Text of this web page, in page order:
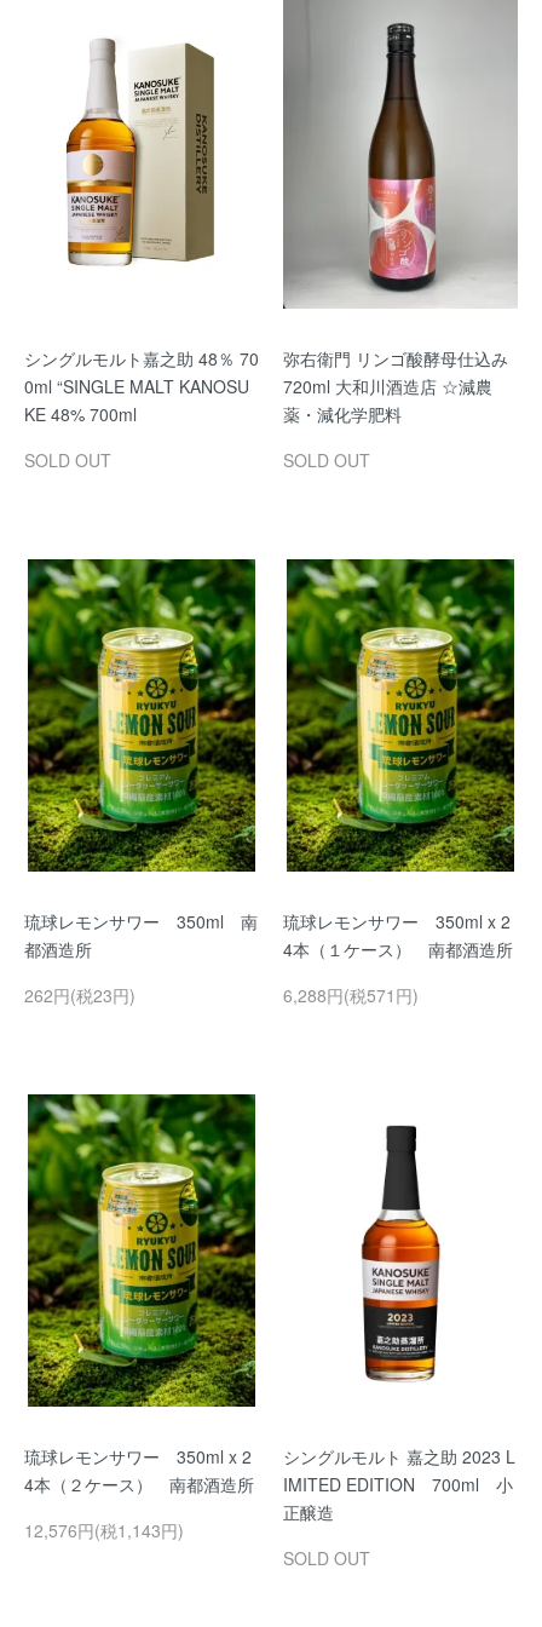
シングルモルト嘉之助 48％ 70
0ml “SINGLE MALT KANOSU
KE 48% 700ml
SOLD OUT
弥右衛門 リンゴ酸酵母仕込み
720ml 大和川酒造店 ☆減農
薬・減化学肥料
SOLD OUT
琉球レモンサワー 350ml 南
都酒造所
262円(税23円)
琉球レモンサワー 350ml x 2
4本（１ケース） 南都酒造所
6,288円(税571円)
琉球レモンサワー 350ml x 2
4本（２ケース） 南都酒造所
12,576円(税1,143円)
シングルモルト 嘉之助 2023 L
IMITED EDITION 700ml 小
正醸造
SOLD OUT